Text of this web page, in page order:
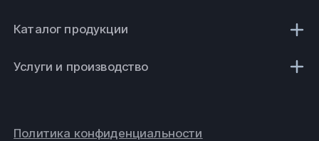
Каталог продукции
Услуги и производство
Политика конфиденциальности